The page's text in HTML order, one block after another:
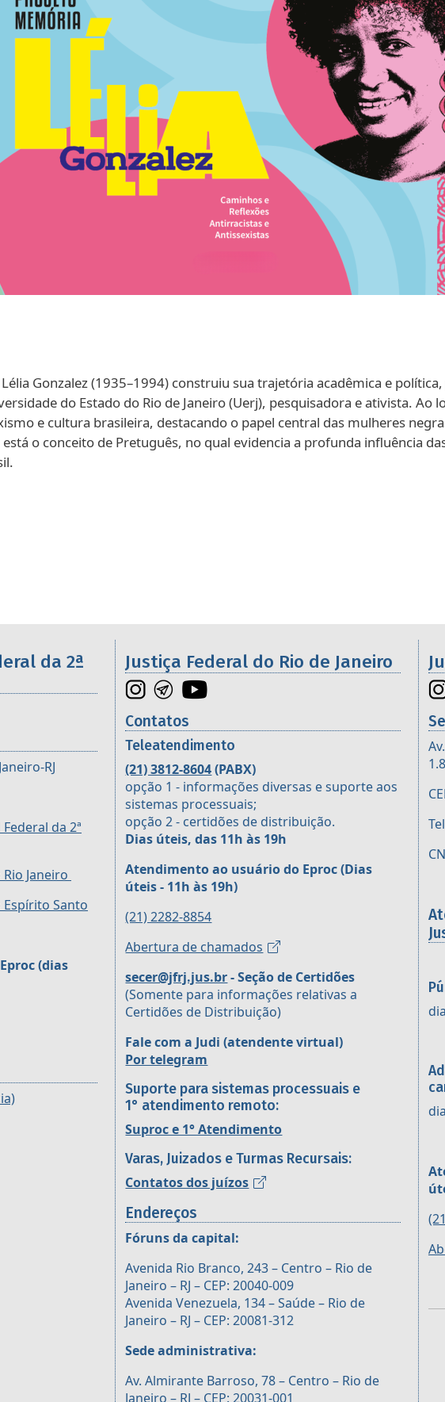
Gonzalez (1935–1994) construiu sua trajetória acadêmica e
do Estado do Rio de Janeiro (Uerj), pesquisadora e ativista. Ao
e cultura brasileira, destacando o papel central das mulheres
o conceito de Pretuguês, no qual evidencia a profunda influência
os órgãos da 2ª Região
da 2ª
RJ
da 2ª
Janeiro
Espírito Santo
(dias
Justiça Federal do Rio de Janeiro
Contatos
Teleatendimento
(21) 3812-8604(PABX)
opção 1 - informações diversas e suporte aos
sistemas processuais;
opção 2 - certidões de distribuição.
Dias úteis, das 11h às 19h
Atendimento ao usuário do Eproc (Dias
úteis - 11h às 19h)
(21) 2282-8854
Abertura de chamados
secer@jfrj.jus.br- Seção de Certidões
(Somente para informações relativas a
Certidões de Distribuição)
Fale com a Judi (atendente virtual)
Por telegram
Suporte para sistemas processuais e
1° atendimento remoto:
Suproc e 1° Atendimento
Varas, Juizados e Turmas Recursais:
Contatos dos juízos
Endereços
Fóruns da capital:
Avenida Rio Branco, 243 – Centro – Rio de
Janeiro – RJ – CEP: 20040-009
Avenida Venezuela, 134 – Saúde – Rio de
Janeiro – RJ – CEP: 20081-312
Sede administrativa:
Av. Almirante Barroso, 78 – Centro – Rio de
Janeiro – RJ – CEP: 20031-001